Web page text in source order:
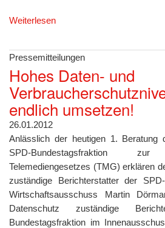
Weiterlesen
Pressemitteilungen
Hohes Daten- und
endlich umsetzen!
26.01.2012
Anlässlich der heutigen 1. Beratung
SPD-Bundestagsfraktion
Telemediengesetzes (TMG) erklären
zuständige Berichterstatter der
Wirtschaftsausschuss Martin
Datenschutz zuständige
Bundestagsfraktion im